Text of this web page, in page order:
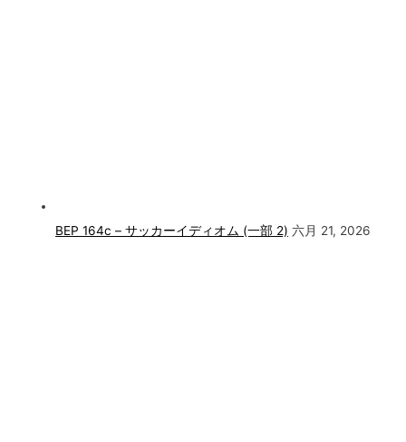
BEP 164c – サッカーイディオム (一部 2) 六月 21, 2026